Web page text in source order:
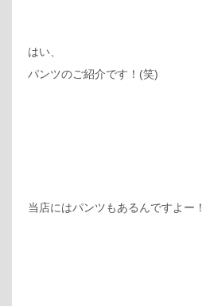
はい、
パンツのご紹介です！(笑)
当店にはパンツもあるんですよー！